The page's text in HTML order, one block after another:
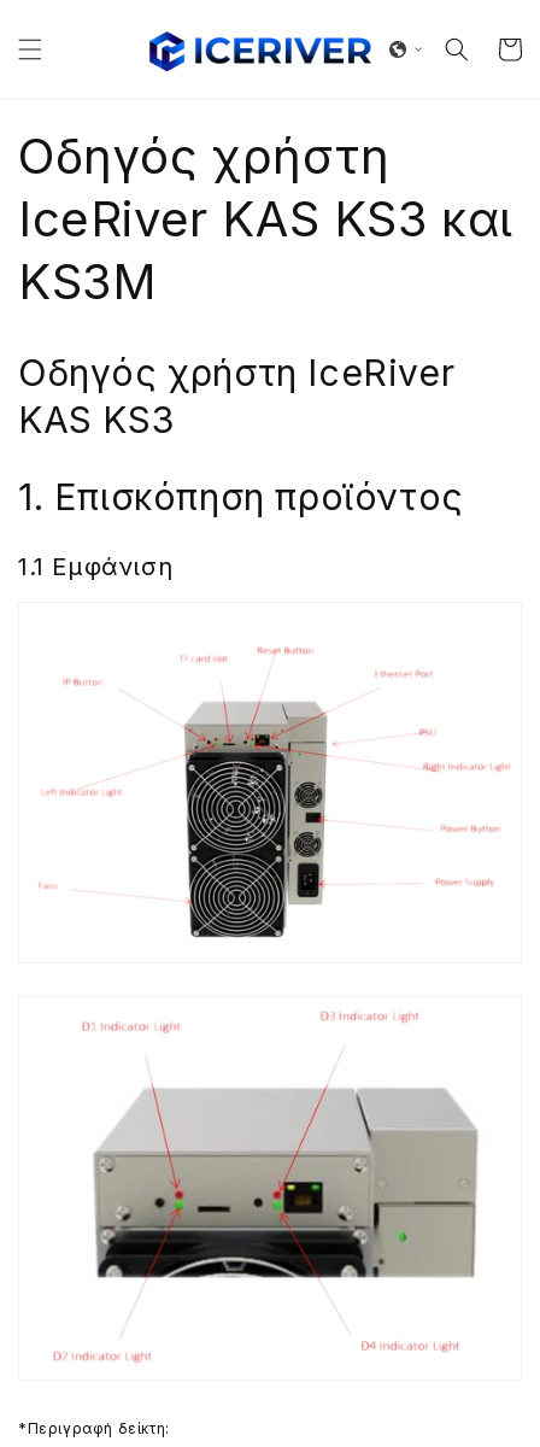
στο
περιεχόμενο
Καλάθι
Οδηγός χρήστη
IceRiver KAS KS3 και
KS3M
Οδηγός χρήστη IceRiver
KAS KS3
1. Επισκόπηση προϊόντος
1.1 Εμφάνιση
*Περιγραφή δείκτη: